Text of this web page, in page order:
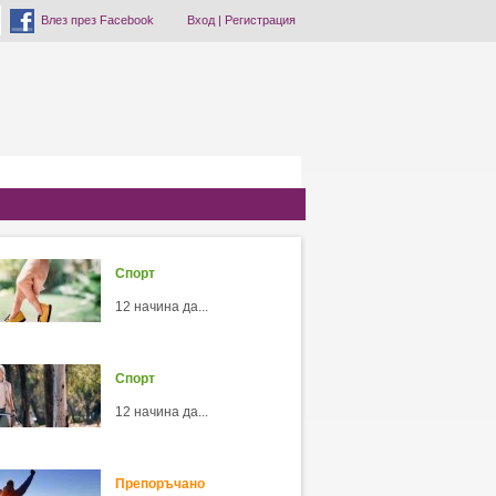
Влез през Facebook Вход| Регистрация
Спорт
12 начина да...
Спорт
12 начина да...
Препоръчано